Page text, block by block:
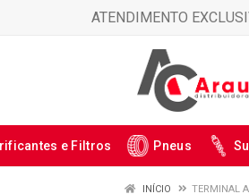
ATENDIMENTO
e Filtros Pneus
INÍCIO TERMINAL